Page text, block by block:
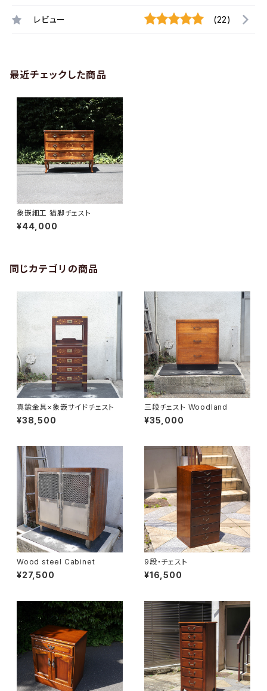
レビュー (22)
最近チェックした商品
象嵌細工 猫脚チェスト
¥44,000
同じカテゴリの商品
真鍮金具×象嵌サイドチェスト
¥38,500
三段チェスト Woodland
¥35,000
Wood steel Cabinet
¥27,500
9段・チェスト
¥16,500